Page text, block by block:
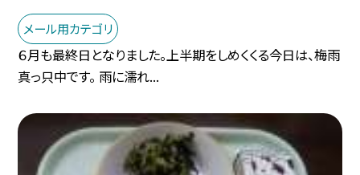
メール用カテゴリ
６月も最終日となりました。上半期をしめくくる今日は、梅雨
真っ只中です。 雨に濡れ...